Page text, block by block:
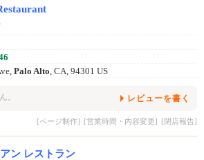
Palo Alto, CA, 94301 US
。 レビューを書く
[ページ制作] [営業時間・内容変更] [閉店報告]
ン レストラン